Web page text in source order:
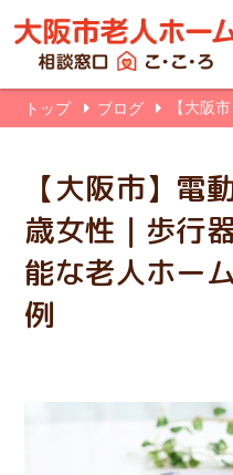
トップ ブログ 【大阪
【大阪市】電
歳女性｜歩行
能な老人ホー
例